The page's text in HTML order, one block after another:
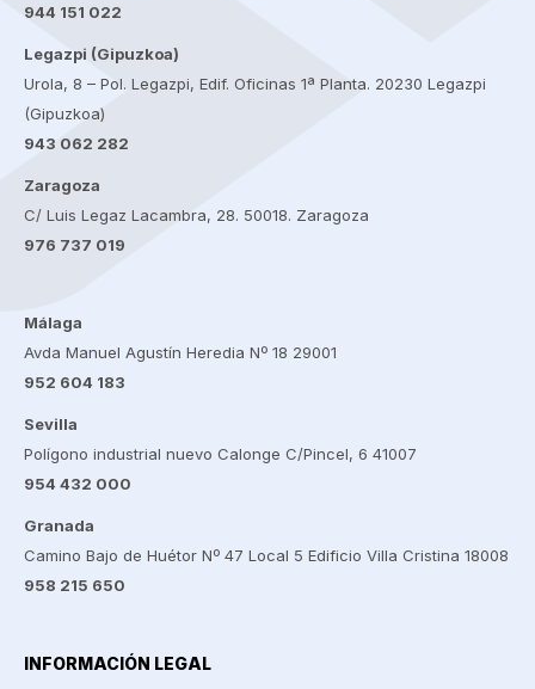
944 151 022
Legazpi (Gipuzkoa)
Urola, 8 – Pol. Legazpi, Edif. Oficinas 1ª Planta. 20230 Legazpi
(Gipuzkoa)
943 062 282
Zaragoza
C/ Luis Legaz Lacambra, 28. 50018. Zaragoza
976 737 019
Málaga
Avda Manuel Agustín Heredia Nº 18 29001
952 604 183
Sevilla
Polígono industrial nuevo Calonge C/Pincel, 6 41007
954 432 000
Granada
Camino Bajo de Huétor Nº 47 Local 5 Edificio Villa Cristina 18008
958 215 650
INFORMACIÓN LEGAL